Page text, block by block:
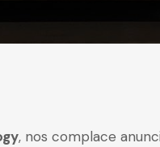
, nos complace